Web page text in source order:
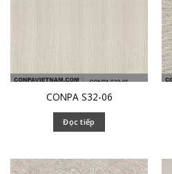
CONPA S32-06
Đọc tiếp